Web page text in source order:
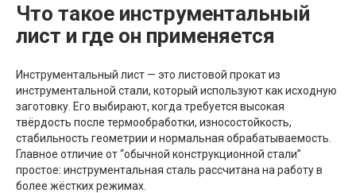
Что такое инструментальный
лист и где он применяется
Инструментальный лист — это листовой прокат из
инструментальной стали, который используют как исходную
заготовку. Его выбирают, когда требуется высокая
твёрдость после термообработки, износостойкость,
стабильность геометрии и нормальная обрабатываемость.
Главное отличие от “обычной конструкционной стали”
простое: инструментальная сталь рассчитана на работу в
более жёстких режимах.